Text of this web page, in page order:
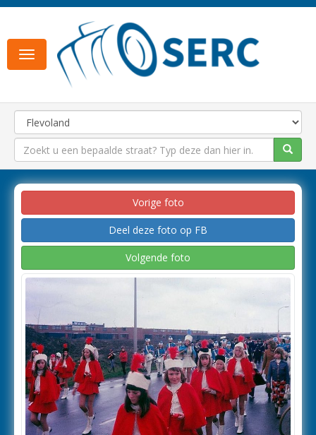
Toggle
navigation
Vorige foto
Deel deze foto op FB
Volgende foto